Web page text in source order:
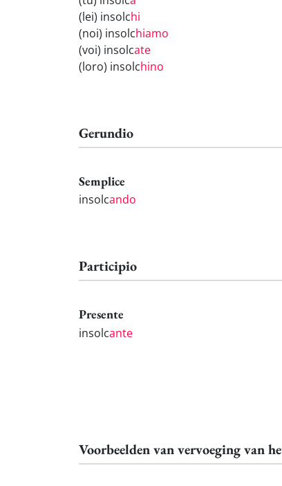
(lei) insolchi
(noi) insolchiamo
(voi) insolcate
(loro) insolchino
Gerundio
Semplice
insolcando
Participio
Presente
insolcante
Voorbeelden van vervoeging van